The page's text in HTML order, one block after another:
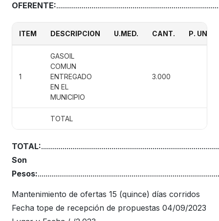
OFERENTE:
ITEM DESCRIPCION U.MED. CANT. P. UNIT
1
GASOIL
COMUN
ENTREGADO
EN EL
MUNICIPIO
3.000
TOTAL
TOTAL:
Son
Pesos:
Mantenimiento de ofertas 15 (quince) días corridos
Fecha tope de recepción de propuestas 04/09/2023